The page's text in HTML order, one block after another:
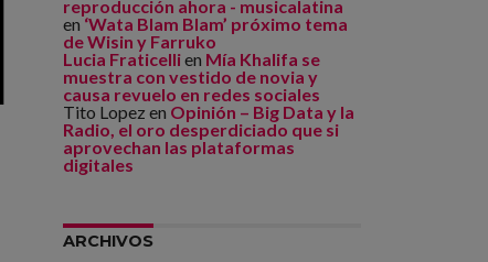
reproducción ahora - musicalatina
en‘Wata Blam Blam’ próximo tema
de Wisin y Farruko
Lucia Fraticellien Mía Khalifa se
muestra con vestido de novia y
causa revuelo en redes sociales
Tito Lopez en Opinión – Big Data y la
Radio, el oro desperdiciado que si
aprovechan las plataformas
digitales
ARCHIVOS